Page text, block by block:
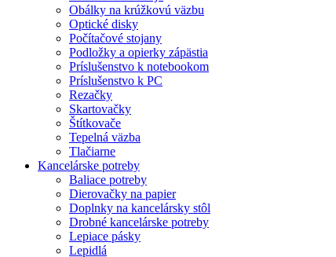
Obálky na krúžkovú väzbu
Optické disky
Počítačové stojany
Podložky a opierky zápästia
Príslušenstvo k notebookom
Príslušenstvo k PC
Rezačky
Skartovačky
Štítkovače
Tepelná väzba
Tlačiarne
Kancelárske potreby
Baliace potreby
Dierovačky na papier
Doplnky na kancelársky stôl
Drobné kancelárske potreby
Lepiace pásky
Lepidlá